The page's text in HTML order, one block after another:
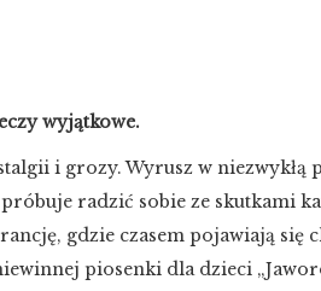
wyjątkowe.
i grozy. Wyrusz w niezwykłą
radzić sobie ze skutkami
gdzie czasem pojawiają się
piosenki dla dzieci